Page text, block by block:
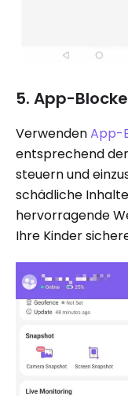
5. App-
VerwendenApp-
entsprechend
steuern und
schädliche
hervorragende
Ihre Kinder